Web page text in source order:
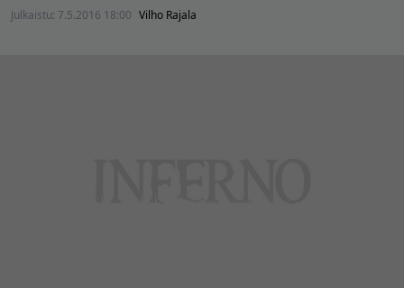
Julkaistu: 7.5.2016 18:00 Vilho Rajala